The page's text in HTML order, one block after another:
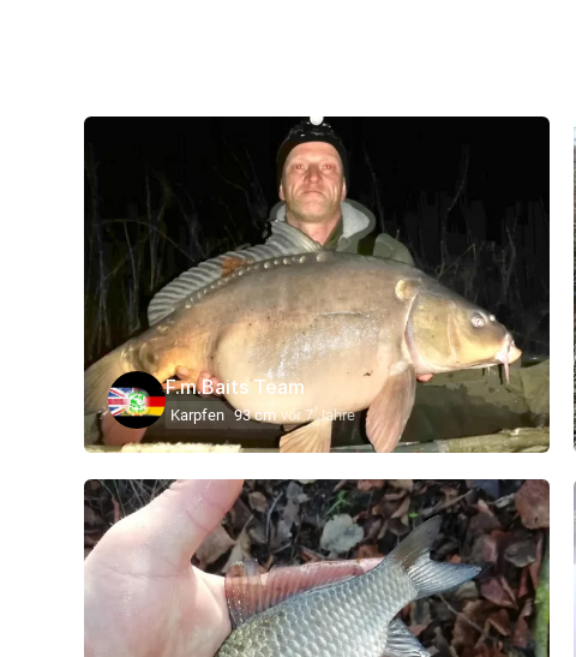
F.m.Baits Team
Karpfen 93 cm vor 7 Jahre